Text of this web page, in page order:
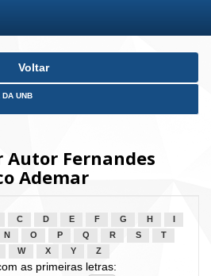
Voltar
DA UNB
Autor Fernandes
Ademar
C D E F G H
N O P Q R S
T
W X Y Z
as primeiras letras: